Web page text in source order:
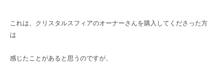
これは、クリスタルスフィアのオーナーさんを購入してくださった方
は
感じたことがあると思うのですが、